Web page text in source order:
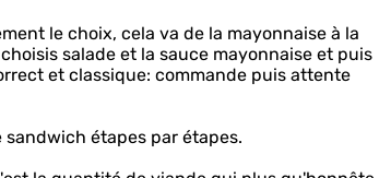
le choix, cela va de la mayonnaise à la
salade et la sauce mayonnaise et puis
et classique: commande puis attente
étapes par étapes.